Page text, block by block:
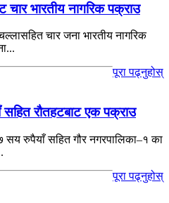
चार भारतीय नागरिक पक्राउ
चार जना भारतीय नागरिक
पूरा पढ्नुहोस्
रौतहटबाट एक पक्राउ
रुपैयाँ सहित गौर नगरपालिका–१ का
पूरा पढ्नुहोस्